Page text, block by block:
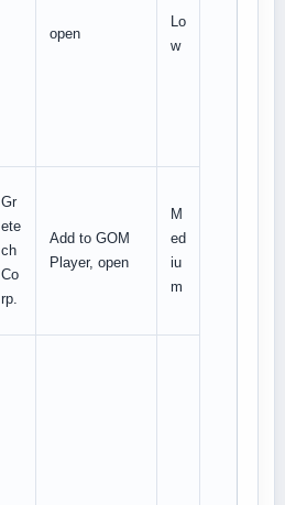
open
Lo
w
Gr
ete
ch
Co
rp.
Add to GOM
Player, open
M
ed
iu
m